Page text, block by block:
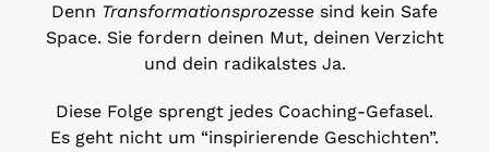
Denn Transformationsprozesse sind kein Safe
Space. Sie fordern deinen Mut, deinen Verzicht
und dein radikalstes Ja.
Diese Folge sprengt jedes Coaching-Gefasel.
Es geht nicht um “inspirierende Geschichten”.